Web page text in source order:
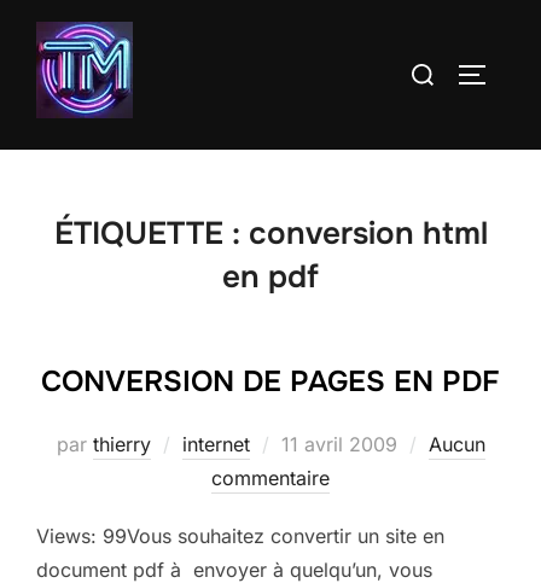
Aller
contenu
Rechercher :
ÉTIQUETTE : conversion html
en pdf
CONVERSION DE PAGES EN PDF
par thierry internet
Publié
le
11 avril 2009
Aucun
commentaire
Views: 99Vous souhaitez convertir un site en
document pdf à envoyer à quelqu’un, vous